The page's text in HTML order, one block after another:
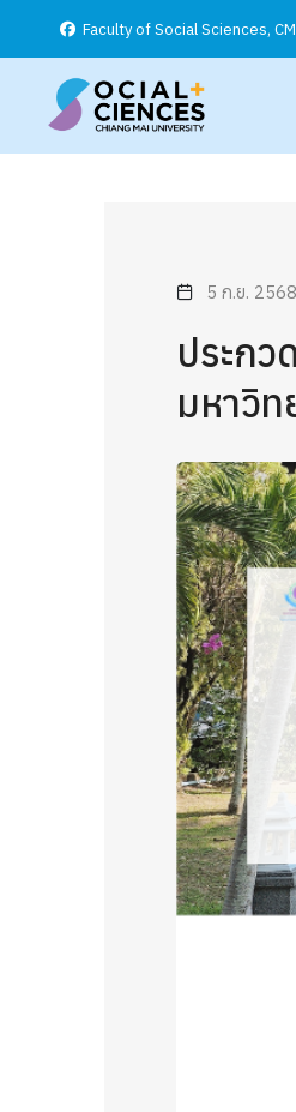
Faculty of Social Sciences,
5 ก.ย. 2568
ประกว
มหาวิท